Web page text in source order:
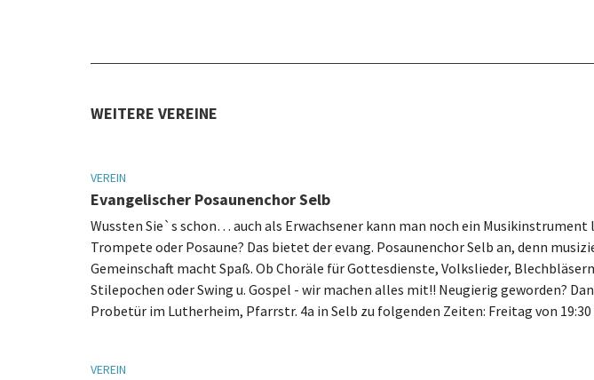
WEITERE VEREINE
VEREIN
Evangelischer Posaunenchor Selb
Wussten Sie`s schon… auch als Erwachsener kann man noch ein Musikinstrument
Trompete oder Posaune? Das bietet der evang. Posaunenchor Selb an, denn
Gemeinschaft macht Spaß. Ob Choräle für Gottesdienste, Volkslieder,
Stilepochen oder Swing u. Gospel - wir machen alles mit!! Neugierig geworden?
Probetür im Lutherheim, Pfarrstr. 4a in Selb zu folgenden Zeiten: Freitag von 19:30
VEREIN